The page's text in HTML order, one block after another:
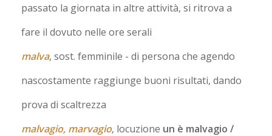
passato la giornata in altre attività, si ritrova a
fare il dovuto nelle ore serali
malva, sost. femminile - di persona che agendo
nascostamente raggiunge buoni risultati, dando
prova di scaltrezza
malvagio, marvagio, locuzione un è malvagio /